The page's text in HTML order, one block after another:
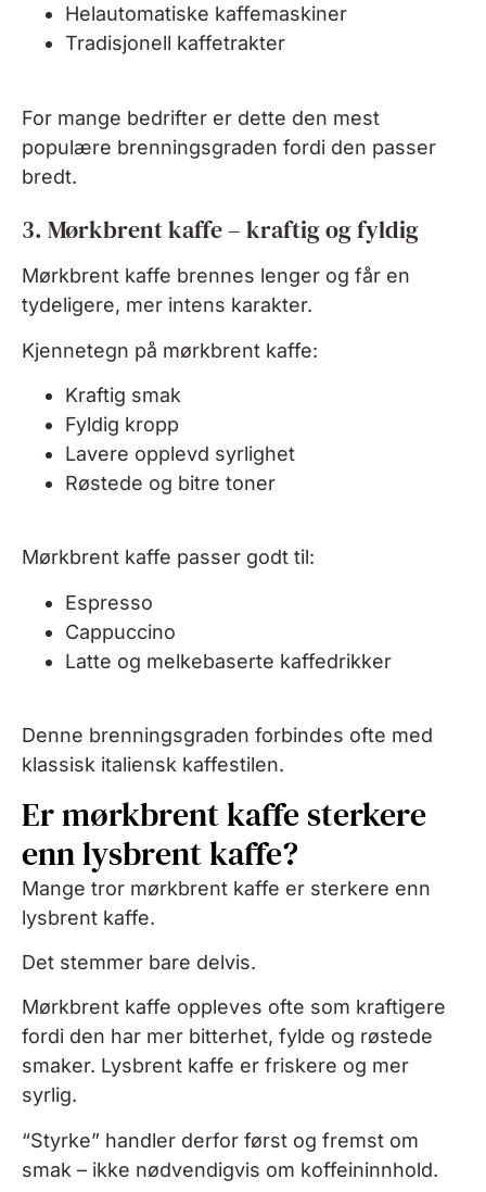
Helautomatiske kaffemaskiner
Tradisjonell kaffetrakter
For mange bedrifter er dette den mest
populære brenningsgraden fordi den passer
bredt.
3. Mørkbrent kaffe – kraftig og fyldig
Mørkbrent kaffe brennes lenger og får en
tydeligere, mer intens karakter.
Kjennetegn på mørkbrent kaffe:
Kraftig smak
Fyldig kropp
Lavere opplevd syrlighet
Røstede og bitre toner
Mørkbrent kaffe passer godt til:
Espresso
Cappuccino
Latte og melkebaserte kaffedrikker
Denne brenningsgraden forbindes ofte med
klassisk italiensk kaffestilen.
Er mørkbrent kaffe sterkere
enn lysbrent kaffe?
Mange tror mørkbrent kaffe er sterkere enn
lysbrent kaffe.
Det stemmer bare delvis.
Mørkbrent kaffe oppleves ofte som kraftigere
fordi den har mer bitterhet, fylde og røstede
smaker. Lysbrent kaffe er friskere og mer
syrlig.
“Styrke” handler derfor først og fremst om
smak – ikke nødvendigvis om koffeininnhold.